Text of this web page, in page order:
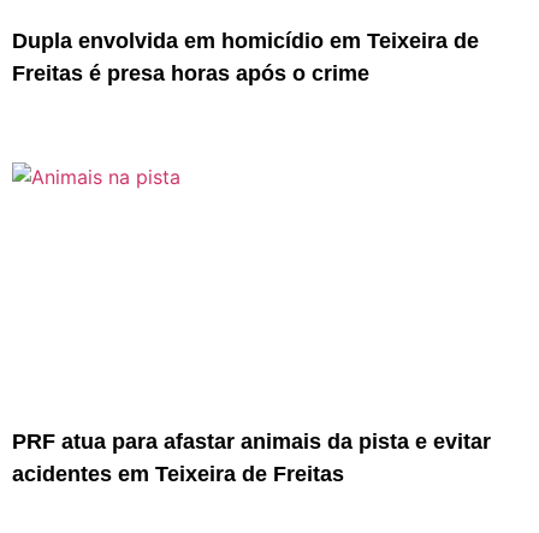
Dupla envolvida em homicídio em Teixeira de
Freitas é presa horas após o crime
PRF atua para afastar animais da pista e evitar
acidentes em Teixeira de Freitas